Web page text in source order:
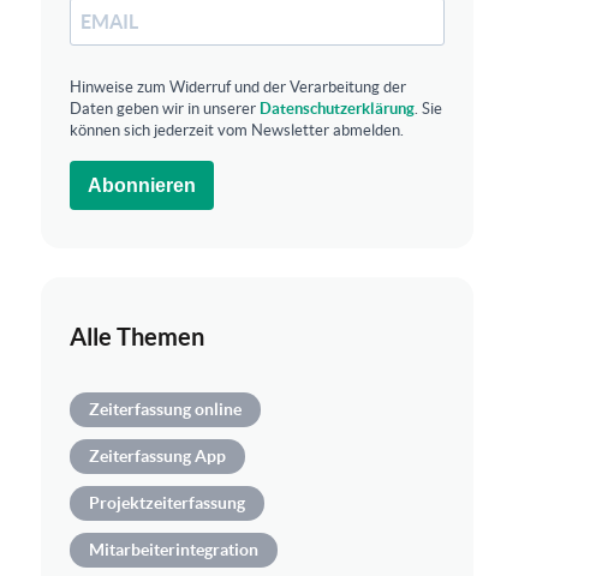
Hinweise zum Widerruf und der Verarbeitung der
Daten geben wir in unserer Datenschutzerklärung. Sie
können sich jederzeit vom Newsletter abmelden.
Abonnieren
Alle Themen
Zeiterfassung online
Zeiterfassung App
Projektzeiterfassung
Mitarbeiterintegration